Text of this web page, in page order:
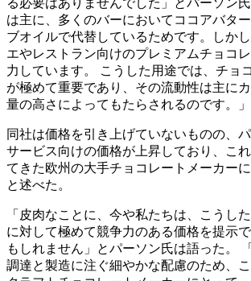
は主に、多くのバーにおいてココアバタ
ブオイルで代替しているためです。しか
エやレストラン向けのプレミアムチョコ
力しています。 こうした用途では、チョ
が極めて重要であり、その流動性は主に
量の高さによってもたらされるのです。」
同社は価格を引き上げていないものの、
サービス向けの価格が上昇しており、こ
てきた欧州の大手チョコレートメーカー
と述べた。
「皮肉なことに、今や私たちは、こうし
に対して極めて競争力のある価格を提示
もしれません」とパーソン氏は語った。
調達と製造に注ぐ細やかな配慮のため、